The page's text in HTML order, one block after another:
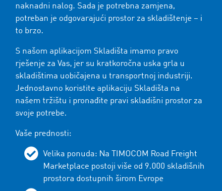
naknadni nalog. Sada je potrebna zamjena,
potreban je odgovarajući prostor za skladištenje – i
to brzo.
S našom aplikacijom Skladišta imamo pravo
rješenje za Vas, jer su kratkoročna uska grla u
skladištima uobičajena u transportnoj industriji.
Jednostavno koristite aplikaciju Skladišta na
našem tržištu i pronađite pravi skladišni prostor za
svoje potrebe.
Vaše prednosti:
Velika ponuda: Na TIMOCOM Road Freight
Marketplace postoji više od 9.000 skladišnih
prostora dostupnih širom Evrope